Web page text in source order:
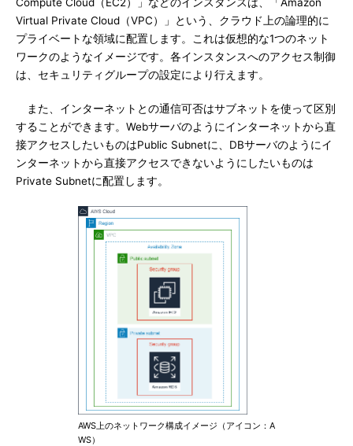
Virtual Private Cloud（VPC）」という、クラウド上の論理的に
プライベートな領域に配置します。これは仮想的な1つのネット
ワークのようなイメージです。各インスタンスへのアクセス制御
は、セキュリティグループの設定により行えます。
また、インターネットとの通信可否はサブネットを使って区別
することができます。Webサーバのようにインターネットから直
接アクセスしたいものはPublic Subnetに、DBサーバのようにイ
ンターネットから直接アクセスできないようにしたいものは
Private Subnetに配置します。
AWS上のネットワーク構成イメージ（アイコン：A
WS）